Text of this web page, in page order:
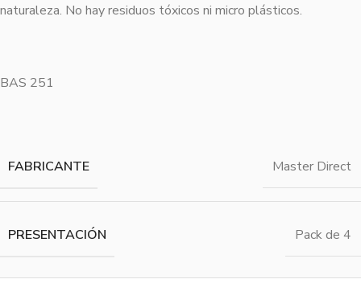
naturaleza. No hay residuos tóxicos ni micro plásticos.
BAS 251
FABRICANTE Master Direct
PRESENTACIÓN Pack de 4